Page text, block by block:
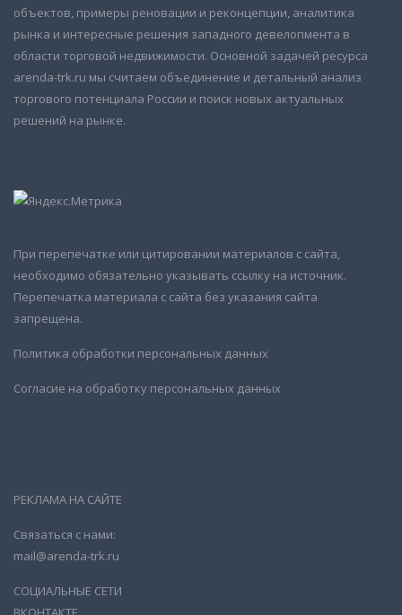
объектов, примеры реновации и реконцепции, аналитика
рынка и интересные решения западного девелопмента в
области торговой недвижимости. Основной задачей ресурса
arenda-trk.ru мы считаем объединение и детальный анализ
торгового потенциала России и поиск новых актуальных
решений на рынке.
При перепечатке или цитировании материалов с сайта,
необходимо обязательно указывать ссылку на источник.
Перепечатка материала с сайта без указания сайта
запрещена.
Политика обработки персональных данных
Согласие на обработку персональных данных
РЕКЛАМА НА САЙТЕ
Связаться с нами:
mail@arenda-trk.ru
СОЦИАЛЬНЫЕ СЕТИ